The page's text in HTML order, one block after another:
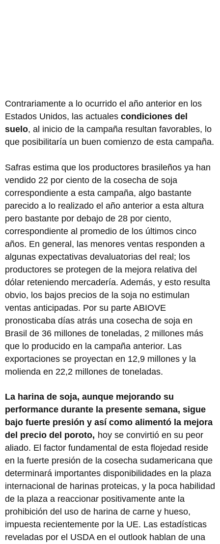
Contrariamente a lo ocurrido el año anterior en los
Estados Unidos, las actuales condiciones del
suelo, al inicio de la campaña resultan favorables, lo
que posibilitaría un buen comienzo de esta campaña.
Safras estima que los productores brasileños ya han
vendido 22 por ciento de la cosecha de soja
correspondiente a esta campaña, algo bastante
parecido a lo realizado el año anterior a esta altura
pero bastante por debajo de 28 por ciento,
correspondiente al promedio de los últimos cinco
años. En general, las menores ventas responden a
algunas expectativas devaluatorias del real; los
productores se protegen de la mejora relativa del
dólar reteniendo mercadería. Además, y esto resulta
obvio, los bajos precios de la soja no estimulan
ventas anticipadas. Por su parte ABIOVE
pronosticaba días atrás una cosecha de soja en
Brasil de 36 millones de toneladas, 2 millones más
que lo producido en la campaña anterior. Las
exportaciones se proyectan en 12,9 millones y la
molienda en 22,2 millones de toneladas.
La harina de soja, aunque mejorando su
performance durante la presente semana, sigue
bajo fuerte presión y así como alimentó la mejora
del precio del poroto, hoy se convirtió en su peor
aliado. El factor fundamental de esta flojedad reside
en la fuerte presión de la cosecha sudamericana que
determinará importantes disponibilidades en la plaza
internacional de harinas proteicas, y la poca habilidad
de la plaza a reaccionar positivamente ante la
prohibición del uso de harina de carne y hueso,
impuesta recientemente por la UE. Las estadísticas
reveladas por el USDA en el outlook hablan de una